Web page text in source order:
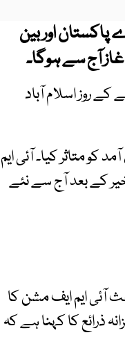
بارے پاکستان اور بین
آج سے ہوگا۔
روز اسلام آباد
متاثر کیا۔ آئی ایم
کے بعد آج سے نئے
آئی ایم ایف مشن کا
ذرائع کا کہنا ہے کہ